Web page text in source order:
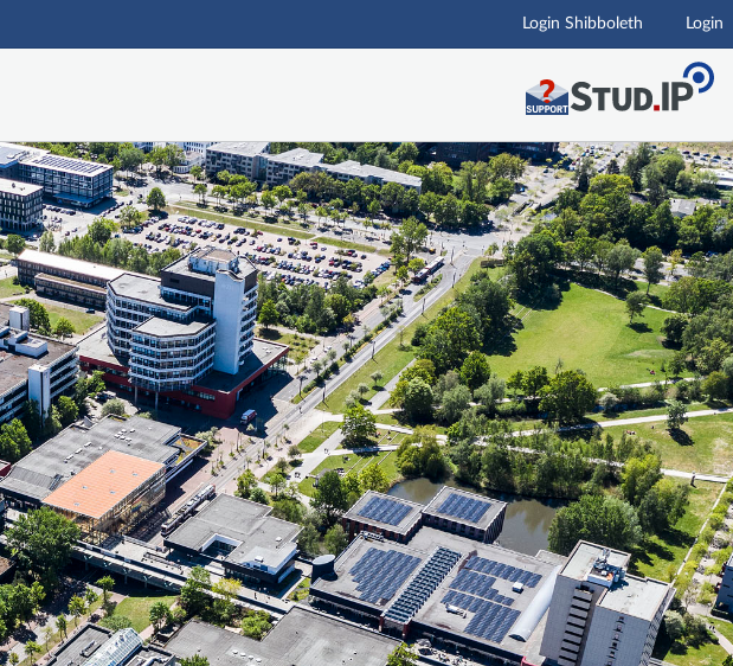
Login Shibboleth Login